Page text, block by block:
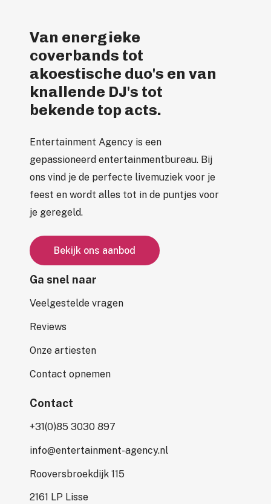
Van energieke
coverbands tot
akoestische duo's en van
knallende DJ's tot
bekende top acts.
Entertainment Agency is een
gepassioneerd entertainmentbureau. Bij
ons vind je de perfecte livemuziek voor je
feest en wordt alles tot in de puntjes voor
je geregeld.
Bekijk ons aanbod
Ga snel naar
Veelgestelde vragen
Reviews
Onze artiesten
Contact opnemen
Contact
+31(0)85 3030 897
info@entertainment-agency.nl
Rooversbroekdijk 115
2161 LP Lisse